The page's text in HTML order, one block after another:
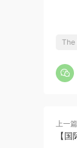
The
上一篇
【